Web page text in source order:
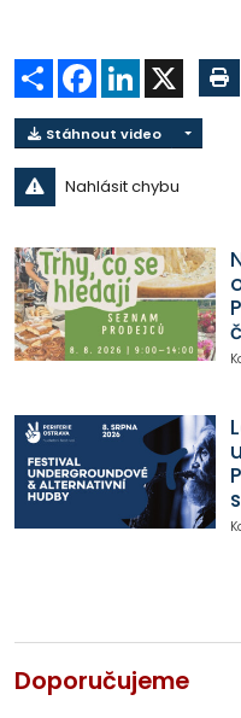
Sdílet Facebook
LinkedIn
Stáhnout video
Nahlásit chybu
Doporučujeme